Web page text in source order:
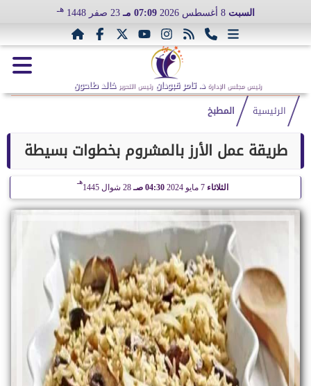
السبت 8 أغسطس 2026 07:09 مـ 23 صفر 1448 هـ
رئيس مجلس الإدارة د. تامر قبودان رئيس التحرير خالد طاحون
الرئيسية المطبخ
طريقة عمل الأرز بالمشروم بخطوات بسيطة
الثلاثاء 04:30 صـ 28 شوال 1445
هـ